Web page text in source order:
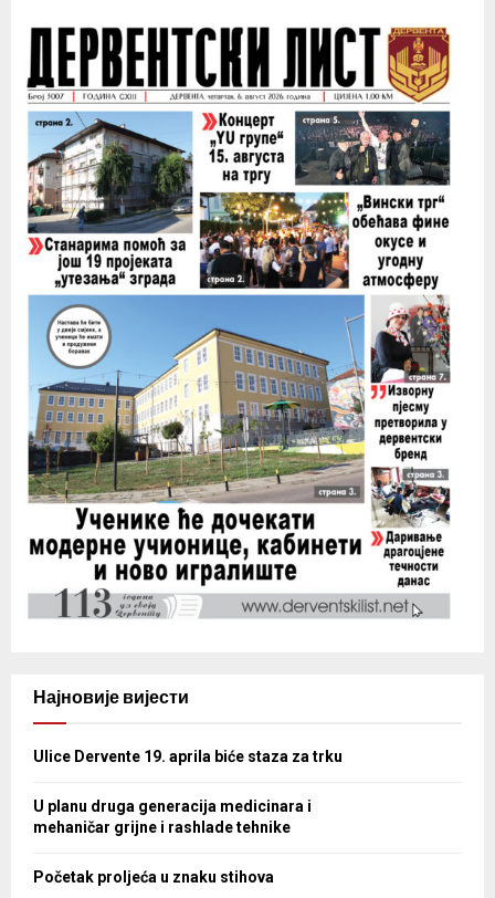
H
Најновије вијести
Ulice Dervente 19. aprila biće staza za trku
U planu druga generacija medicinara i
mehaničar grijne i rashlade tehnike
Početak proljeća u znaku stihova